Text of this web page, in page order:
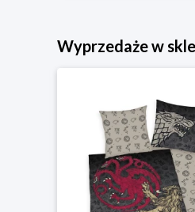
Wyprzedaże w